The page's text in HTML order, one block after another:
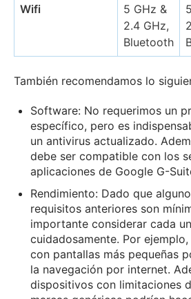
Wifi
5 GHz &
2.4 GHz,
Bluetooth
También recomendamos lo
Software: No requerimos un
específico, pero es
un antivirus actualizado.
debe ser compatible con los
aplicaciones de Google G-
Rendimiento: Dado que
requisitos anteriores son
importante considerar cada
cuidadosamente. Por
con pantallas más pequeñas
la navegación por internet.
dispositivos con limitaciones